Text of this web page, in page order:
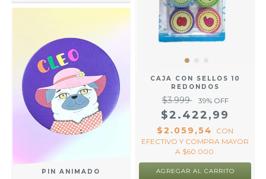
PIN ANIMADO
CAJA CON SELLOS 10
REDONDOS
$3.999 39% OFF
$2.422,99
$2.059,54
CON
EFECTIVO Y COMPRA MAYOR
A $60.000.
AGREGAR AL CARRITO